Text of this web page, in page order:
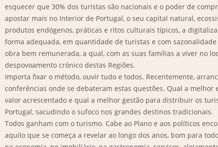
esquecer que 30% dos turistas são nacionais e o poder de
apostar mais no Interior de Portugal, o seu capital natural,
produtos endógenos, práticas e ritos culturais típicos, a
forma adequada, em quantidade de turistas e com
obra bem remunerada, a qual, com as suas famílias a viver no
despovoamento crónico destas Regiões.
Importa fixar o método, ouvir tudo e todos. Recentemente,
conferências onde se debateram estas questões. Qual a
valor acrescentado e qual a melhor gestão para distribuir os
Portugal, sacudindo o sufoco nos grandes destinos tradicionais.
Todos ganham com o turismo. Cabe ao Plano e aos políticos
aquilo que se começa a revelar ao longo dos anos, bom para